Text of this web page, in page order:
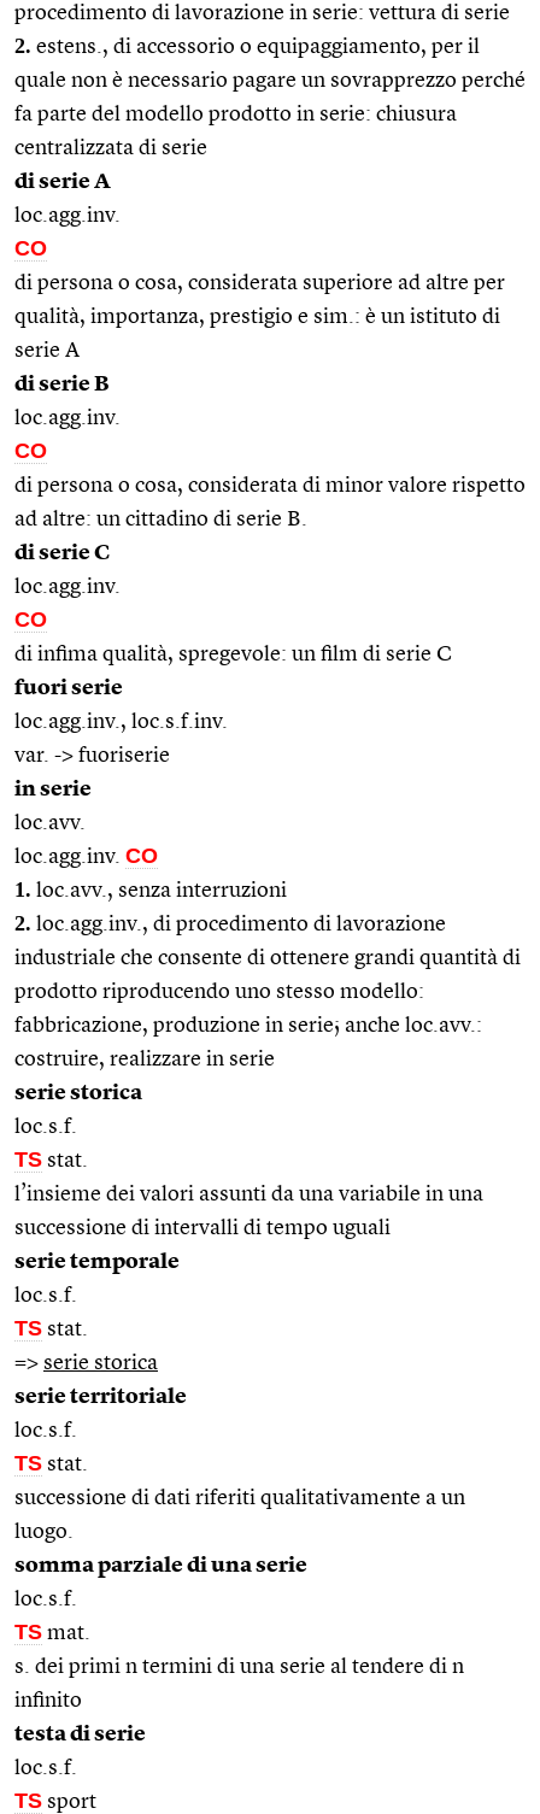
procedimento di lavorazione in serie: vettura di serie
2. estens., di accessorio o equipaggiamento, per il
quale non è necessario pagare un sovrapprezzo perché
fa parte del modello prodotto in serie: chiusura
centralizzata di serie
di serie A
loc.agg.inv.
CO
di persona o cosa, considerata superiore ad altre per
qualità, importanza, prestigio e sim.: è un istituto di
serie A
di serie B
loc.agg.inv.
CO
di persona o cosa, considerata di minor valore rispetto
ad altre: un cittadino di serie B.
di serie C
loc.agg.inv.
CO
di infima qualità, spregevole: un film di serie C
fuori serie
loc.agg.inv., loc.s.f. inv.
var. -> fuoriserie
in serie
loc.avv.
loc.agg.inv. CO
1. loc.avv., senza interruzioni
2. loc.agg.inv., di procedimento di lavorazione
industriale che consente di ottenere grandi quantità di
prodotto riproducendo uno stesso modello:
fabbricazione, produzione in serie; anche loc.avv.:
costruire, realizzare in serie
serie storica
loc.s.f.
TS stat.
l’insieme dei valori assunti da una variabile in una
successione di intervalli di tempo uguali
serie temporale
loc.s.f.
TS stat.
=> serie storica
serie territoriale
loc.s.f.
TS stat.
successione di dati riferiti qualitativamente a un
luogo.
somma parziale di una serie
loc.s.f.
TS mat.
s. dei primi n termini di una serie al tendere di n
infinito
testa di serie
loc.s.f.
TS sport